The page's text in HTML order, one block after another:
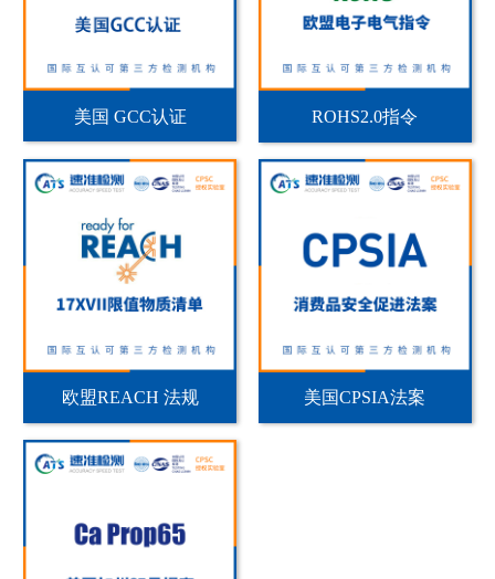
美国 GCC认证 ROHS2.0指令
欧盟REACH 法规 美国CPSIA法案